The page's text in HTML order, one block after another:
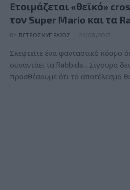
Ετοιμάζεται «θεϊκό»
τον Super Mario και τα
BY ΠΈΤΡΟΣ ΚΥΠΡΑΊΟΣ 24/05/2017
Σκεφτείτε ένα φανταστικό κόσμο
συναντάει τα Rabbids… Σίγουρα
προσθέσουμε ότι το αποτέλεσμα